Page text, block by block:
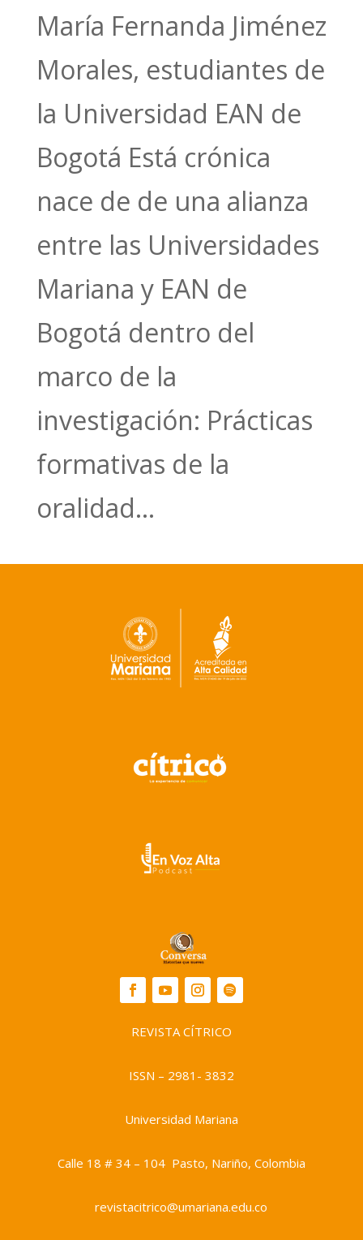
María Fernanda Jiménez
Morales, estudiantes de
la Universidad EAN de
Bogotá Está crónica
nace de de una alianza
entre las Universidades
Mariana y EAN de
Bogotá dentro del
marco de la
investigación: Prácticas
formativas de la
oralidad...
REVISTA CÍTRICO
ISSN – 2981- 3832
Universidad Mariana
Calle 18 # 34 – 104 Pasto, Nariño, Colombia
revistacitrico@umariana.edu.co